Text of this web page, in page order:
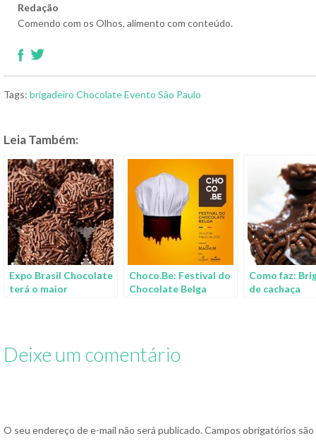
Redação
Comendo com os Olhos, alimento com conteúdo.
Tags: brigadeiro ChocolateEvento São Paulo
Leia Também:
Expo Brasil Chocolate
terá o maior
Choco.Be: Festival do
Chocolate Belga
Como faz:
de cachaça
Deixe um comentário
O seu endereço de e-mail não será publicado. Campos obrigatórios